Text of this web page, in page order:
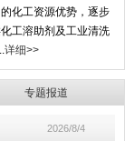
化工资源优势，逐步
工溶助剂及工业清洗
详细>>
专题报道
2026/8/4